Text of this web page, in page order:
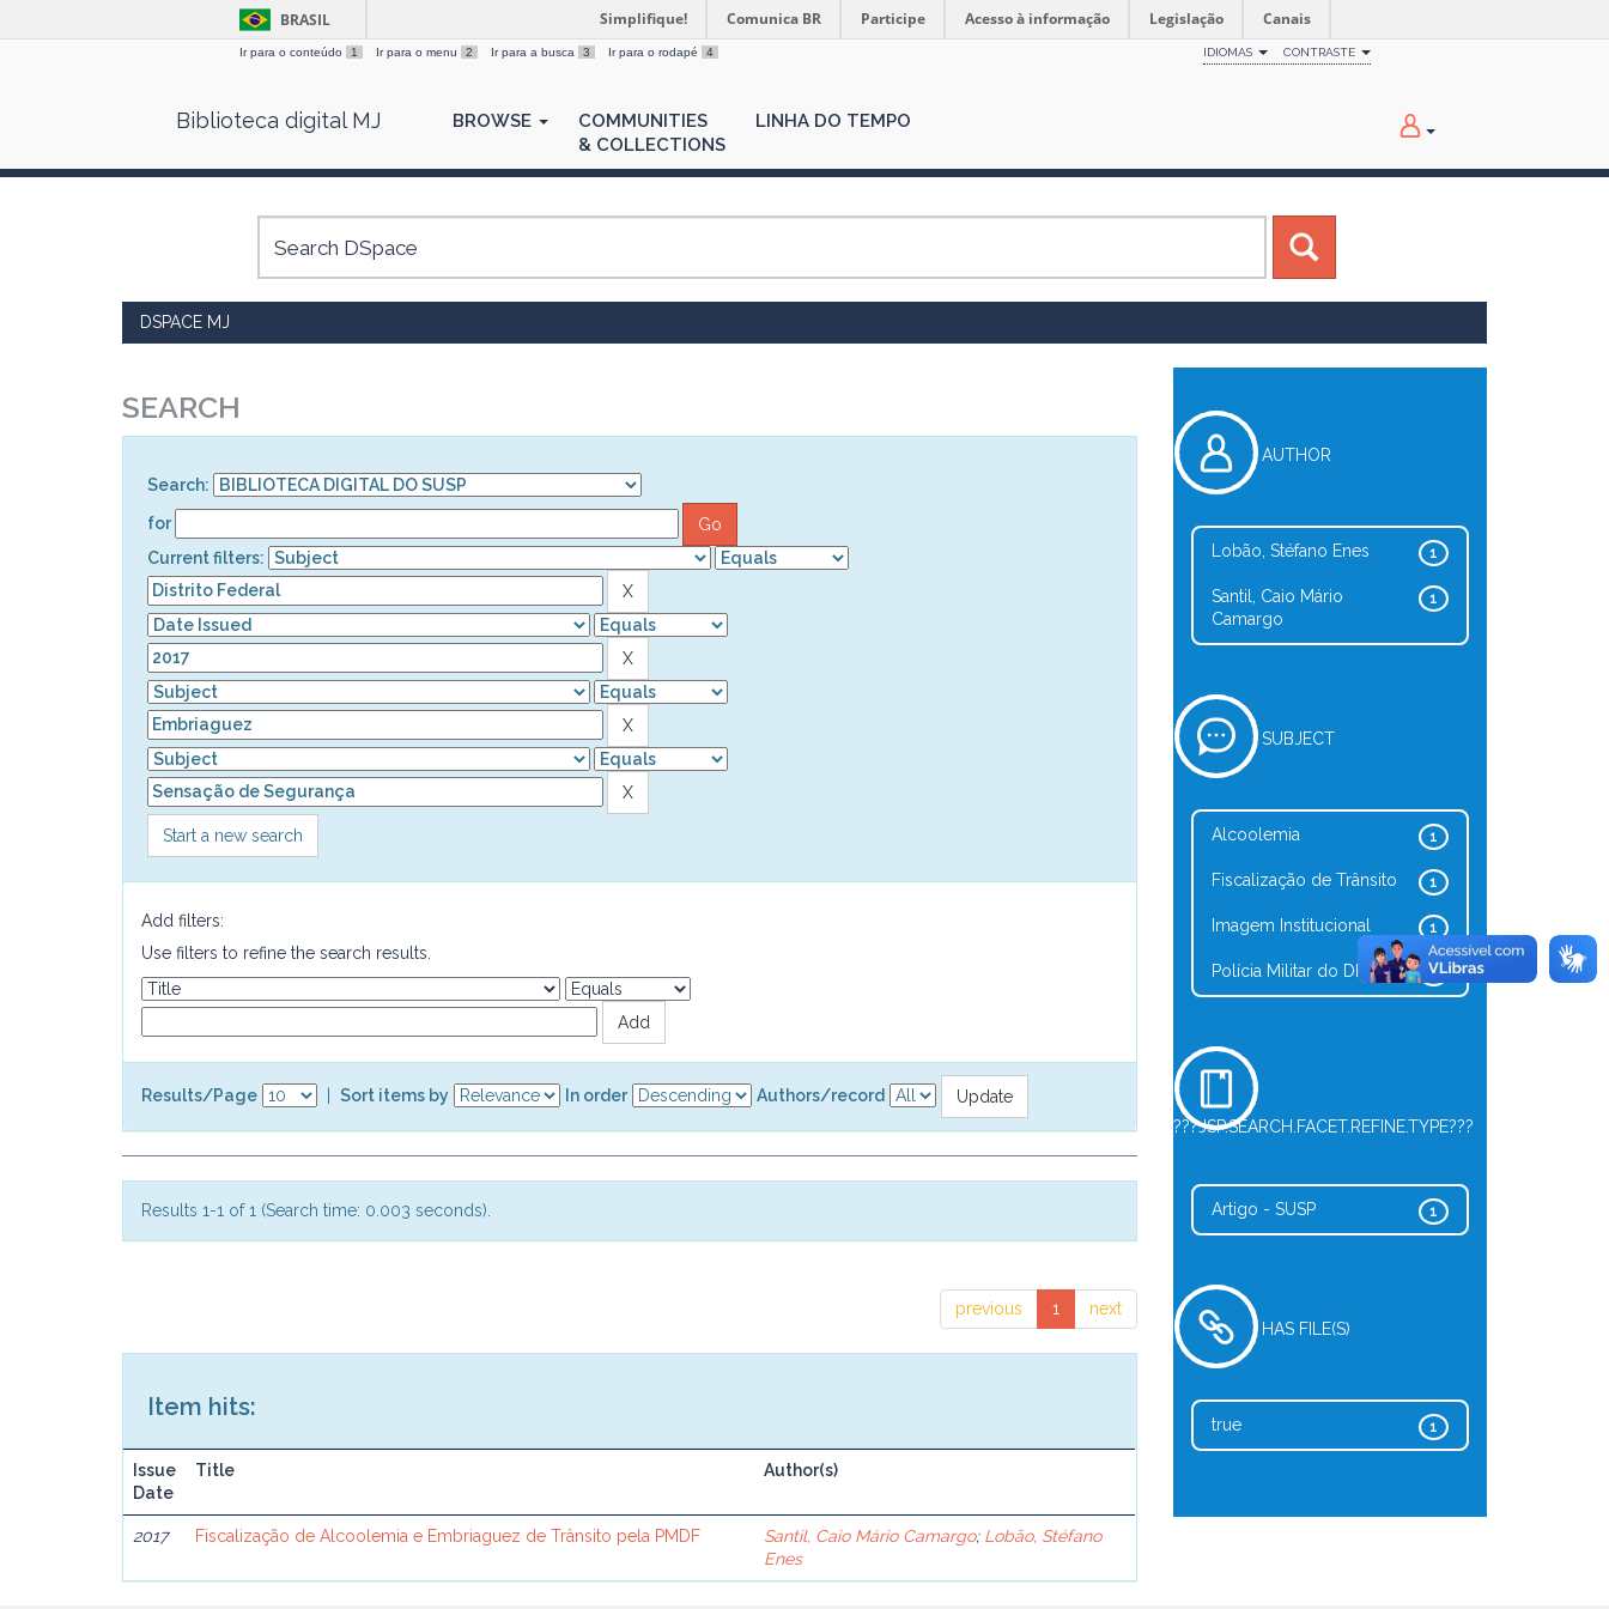
BRASIL Simplifique! Comunica BR Participe Acesso à informação Legislação Canais
Ir para o conteúdo 1 Ir para o menu 2 Ir para a busca 3 Ir para o rodapé 4 IDIOMAS CONTRASTE
Biblioteca digital MJ BROWSE
COMMUNITIES
& COLLECTIONS
LINHA DO TEMPO
DSPACE MJ
SEARCH
Search:
for
Current filters:
Start a new search
Add filters:
Use filters to refine the search results.
Results/Page Sort items by In order Authors/record
Results 1-1 of 1 (Search time: 0.003 seconds).
previous 1 next
Item hits:
Issue
Date
Title Author(s)
2017 Fiscalização de Alcoolemia e Embriaguez de Trânsito pela PMDF Santil, Caio Mário Camargo; Lobão, Stéfano
Enes
AUTHOR
1
Lobão, Stéfano Enes
1
Santil, Caio Mário
Camargo
SUBJECT
1
Alcoolemia
1
Fiscalização de Trânsito
1
Imagem Institucional
1
Polícia Militar do DF
???JSP.SEARCH.FACET.REFINE.TYPE???
1
Artigo - SUSP
HAS FILE(S)
1
true